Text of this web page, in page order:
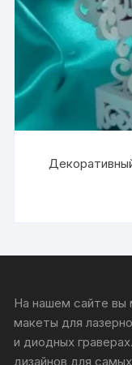
На нашем сайте вы
макеты для
и диодных
дизайнов для